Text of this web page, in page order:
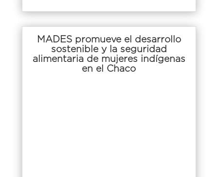
MADES promueve el desarrollo
sostenible y la seguridad
alimentaria de mujeres indígenas
en el Chaco